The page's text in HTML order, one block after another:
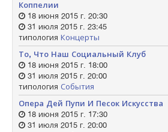
Коппелии
18 июня 2015 г. 20:30
31 июля 2015 г. 23:45
типология Концерты
То, Что Наш Социальный Клуб
18 июня 2015 г. 18:00
31 июля 2015 г. 20:00
типология События
Опера Дей Пупи И Песок Искусства
18 июня 2015 г. 17:30
31 июля 2015 г. 20:00